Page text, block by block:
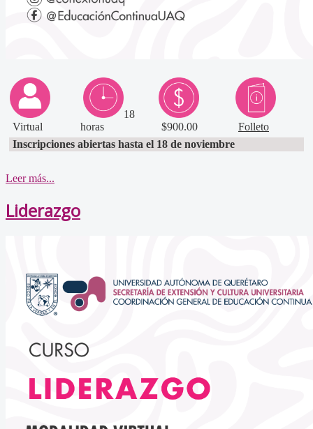
Virtual
18
horas
$900.00
Folleto
Inscripciones abiertas hasta el 18 de noviembre
Leer más...
Liderazgo